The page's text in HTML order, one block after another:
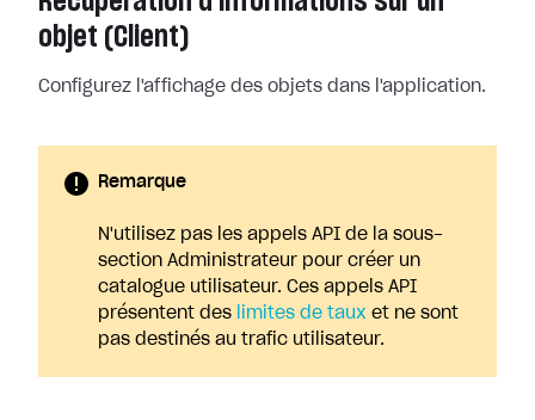
objet (Client)
Configurez l'affichage des objets dans l'application.
Remarque
N'utilisez pas les appels API de la sous-
section Administrateur pour créer un
catalogue utilisateur. Ces appels API
présentent des
limites de taux et ne sont
pas destinés au trafic utilisateur.